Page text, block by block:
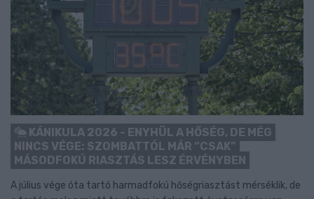
KÁNIKULA 2026 - ENYHÜL A HŐSÉG, DE MÉG
NINCS VÉGE: SZOMBATTÓL MÁR “CSAK”
MÁSODFOKÚ RIASZTÁS LESZ ÉRVÉNYBEN
A július vége óta tartó harmadfokú hőségriasztást mérséklik, de